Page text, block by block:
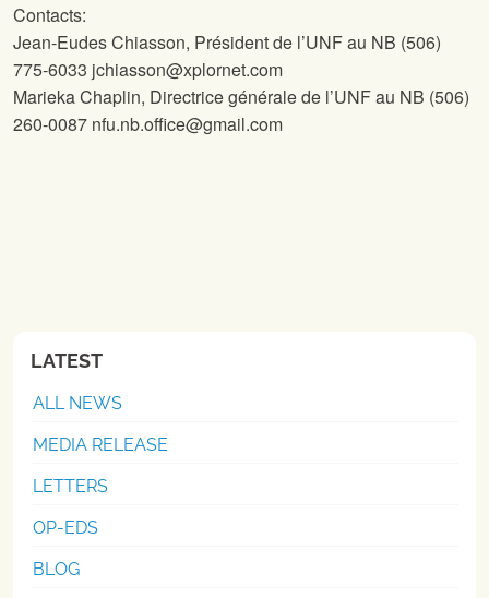
Contacts:
Jean-Eudes Chiasson, Président de l’UNF au NB (506)
775-6033 jchiasson@xplornet.com
Marieka Chaplin, Directrice générale de l’UNF au NB (506)
260-0087 nfu.nb.office@gmail.com
LATEST
ALL NEWS
MEDIA RELEASE
LETTERS
OP-EDS
BLOG